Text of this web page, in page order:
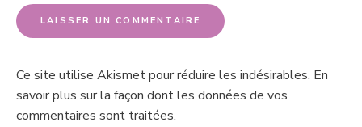
Ce site utilise Akismet pour réduire les indésirables. En
savoir plus sur la façon dont les données de vos
commentaires sont traitées.